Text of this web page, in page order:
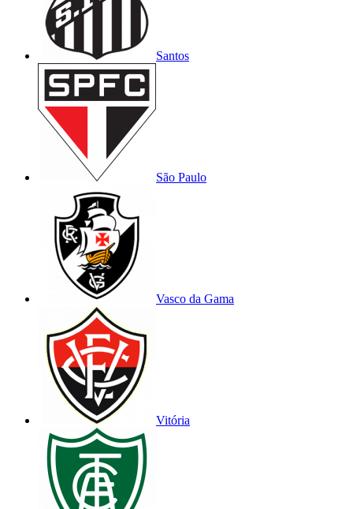
Santos
São Paulo
Vasco da Gama
Vitória